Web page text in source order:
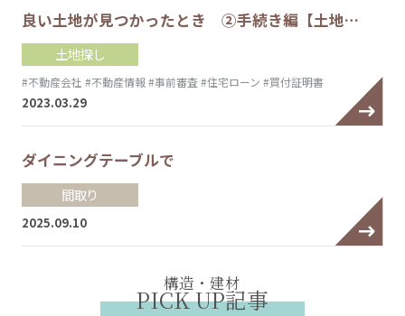
良い土地が見つかったとき ②手続き編【土地…
土地探し
#不動産会社 #不動産情報#事前審査#住宅ローン #買付証明書
2023.03.29
ダイニングテーブルで
間取り
2025.09.10
構造・建材
PICK UP記事